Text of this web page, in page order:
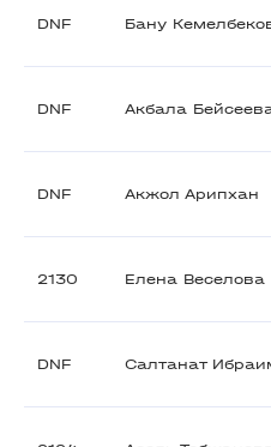
DNF Бану
DNF Акбала
DNF Акжол Арипхан
2130 Елена Веселова
DNF Салтанат